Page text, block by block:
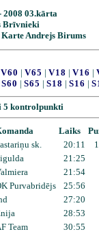
2008 03.kārta
Brīvnieki
Karte Andrejs Birums
V60 | V65 | V18 | V16 |
S60 | S65 | S18 | S16 |
5 kontrolpunkti
Laiks
sk. 20:11
21:25
21:54
Purvabridējs
25:56
27:20
28:53
Team
30:55